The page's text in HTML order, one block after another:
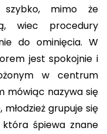
szybko, mimo że
wiec procedury
do ominięcia. W
jest spokojnie i
w centrum
mówiąc nazywa się
grupuje się
śpiewa znane